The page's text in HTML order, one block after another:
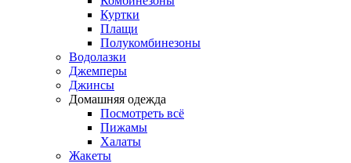
Куртки
Плащи
Полукомбинезоны
Водолазки
Джемперы
Джинсы
Домашняя одежда
Посмотреть всё
Пижамы
Халаты
Жакеты